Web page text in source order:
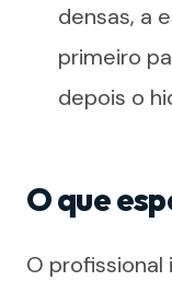
densas, a
primeiro
depois o
O que
O profissional